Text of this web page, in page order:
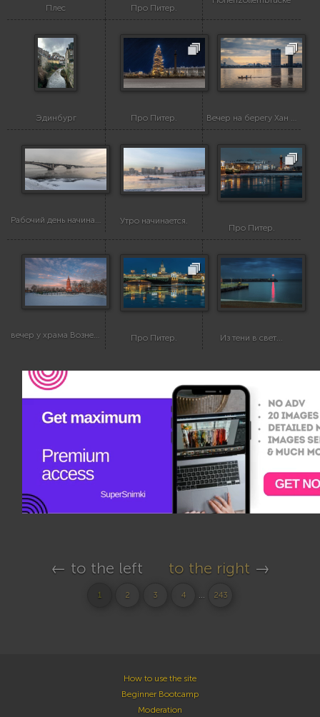
Плес Про Питер.
Эдинбург Про Питер. Вечер на берегу Хан (Han River)
Рабочий день начинается. Утро начинается.
Про Питер.
вечер у храма Вознесения Про Питер. Из тени в свет...
← to the left to the right →
1 2 3 4 ... 243
How to use the site
Beginner Bootcamp
Moderation